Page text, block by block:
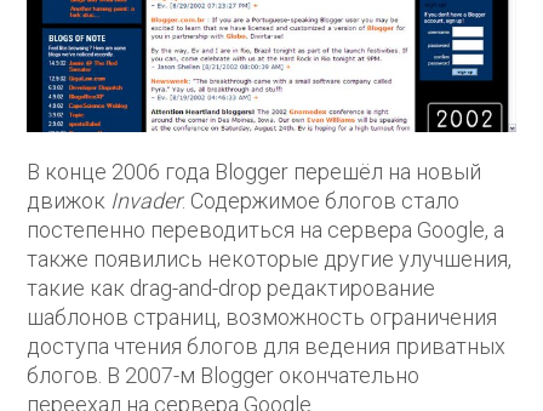
В конце 2006 года Blogger перешёл на новый
движок Invader. Содержимое блогов стало
постепенно переводиться на сервера Google, а
также появились некоторые другие улучшения,
такие как drag-and-drop редактирование
шаблонов страниц, возможность ограничения
доступа чтения блогов для ведения приватных
блогов. В 2007-м Blogger окончательно
переехал на сервера Google.